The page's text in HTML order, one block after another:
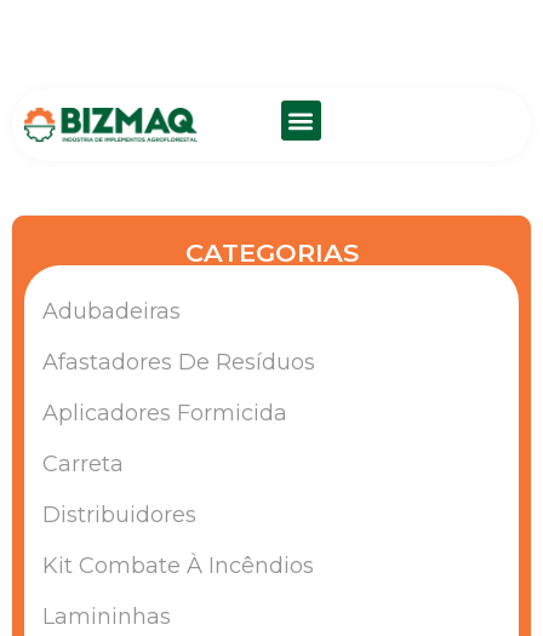
CATEGORIAS
Adubadeiras
Afastadores De Resíduos
Aplicadores Formicida
Carreta
Distribuidores
Kit Combate À Incêndios
Lamininhas